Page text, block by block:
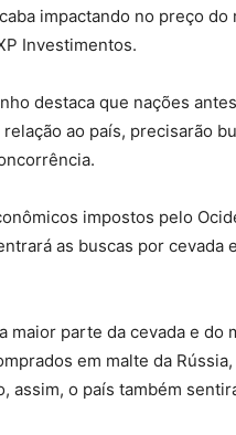
impactando no preço
Investimentos.
destaca que nações
ao país, precisarão
impostos pelo
as buscas por
maior parte da cevada e
em malte da
assim, o país também